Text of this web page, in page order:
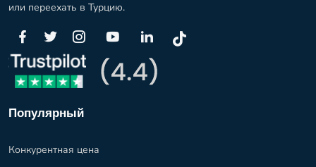
или переехать в Турцию.
Популярный
Конкурентная цена